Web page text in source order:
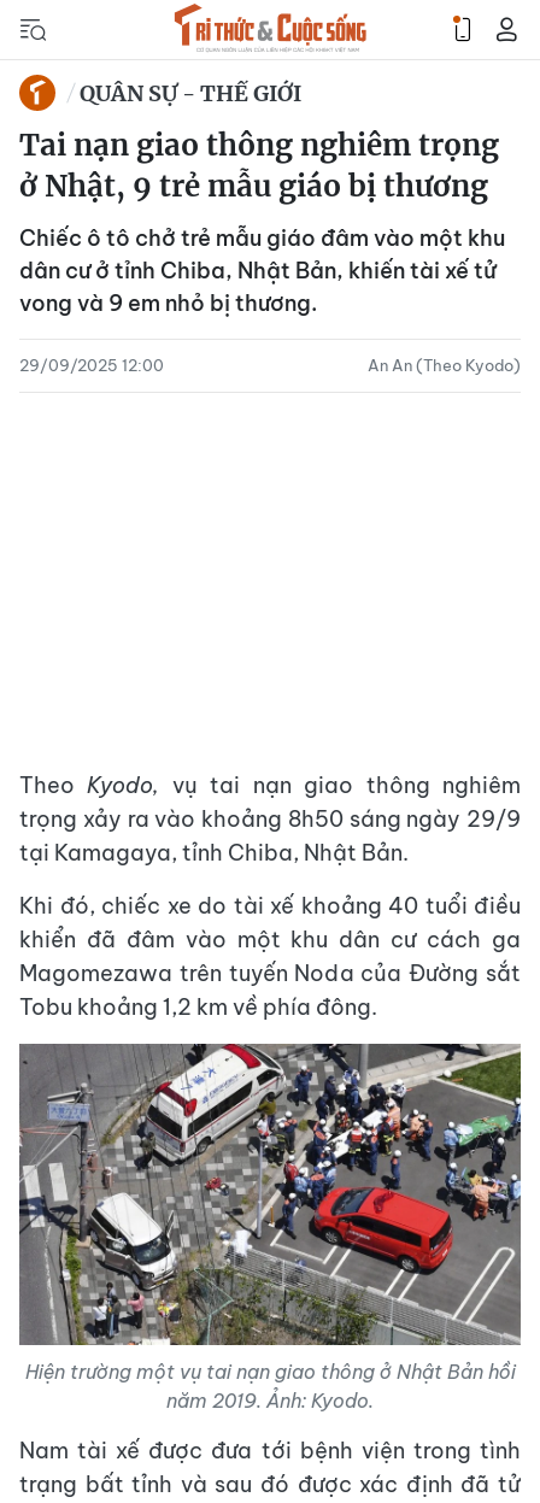
QUÂN SỰ - THẾ GIỚI
Tai nạn giao thông nghiêm trọng
ở Nhật, 9 trẻ mẫu giáo bị thương
Chiếc ô tô chở trẻ mẫu giáo đâm vào một khu
dân cư ở tỉnh Chiba, Nhật Bản, khiến tài xế tử
vong và 9 em nhỏ bị thương.
29/09/2025 12:00 An An (Theo Kyodo)
TheoKyodo, vụ tai nạn giao thông nghiêm
trọng xảy ra vào khoảng 8h50 sáng ngày 29/9
tại Kamagaya, tỉnh Chiba, Nhật Bản.
Khi đó, chiếc xe do tài xế khoảng 40 tuổi điều
khiển đã đâm vào một khu dân cư cách ga
Magomezawa trên tuyến Noda của Đường sắt
Tobu khoảng 1,2 km về phía đông.
Hiện trường một vụ tai nạn giao thông ở Nhật Bản hồi
năm 2019. Ảnh: Kyodo.
Nam tài xế được đưa tới bệnh viện trong tình
trạng bất tỉnh và sau đó được xác định đã tử